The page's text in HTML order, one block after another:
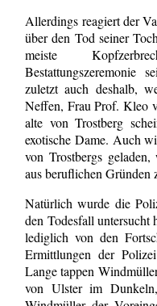
Allerdings reagiert der
über den Tod seiner
meiste
Bestattungszeremonie
zuletzt auch deshalb,
Neffen, Frau Prof. Kleo
alte von Trostberg
exotische Dame. Auch
von Trostbergs
aus beruflichen
Natürlich wurde die
den Todesfall untersucht
lediglich von den
Ermittlungen der
Lange tappen
von Ulster im